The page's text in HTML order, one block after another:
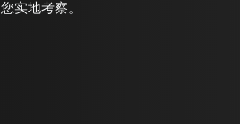
实地考察。